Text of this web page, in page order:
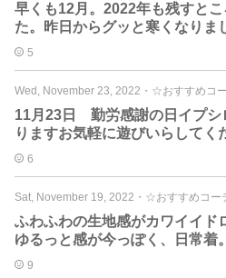
早くも12月。2022年も残すと
た。昨日からグッと寒くなりま
5
Wed, November 23, 2022 ・ ☆おすすめコ
11月23日 勤労感謝の日イプシ
りますお気軽に遊びいらしてく
6
Sat, November 19, 2022 ・ ☆おすすめコー
ふわふわの生地感がカワイイド
ゆるっと感が今っぽく、日常着
9